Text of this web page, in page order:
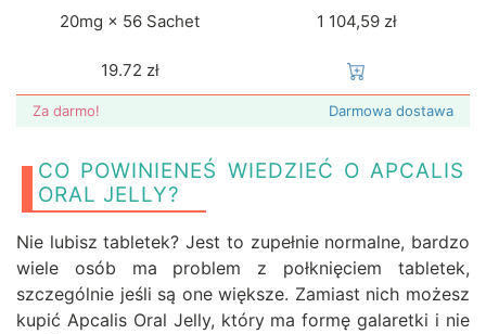
20mg × 56 Sachet 1 104,59 zł
19.72 zł
Za darmo! Darmowa dostawa
CO POWINIENEŚ WIEDZIEĆ O APCALIS
ORAL JELLY?
Nie lubisz tabletek? Jest to zupełnie normalne, bardzo
wiele osób ma problem z połknięciem tabletek,
szczególnie jeśli są one większe. Zamiast nich możesz
kupić Apcalis Oral Jelly, który ma formę galaretki i nie